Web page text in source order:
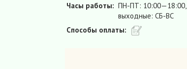
Часы работы: ПН-ПТ: 10:00—18:00,
выходные: СБ-ВС
Способы оплаты: